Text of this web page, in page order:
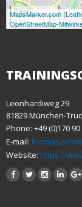
2 km
1 mi
MapsMarker.com(
OpenStreetMap-
Leonhardiweg 29
81829 München-
Phone: +49 (0)170 90
E-mail:
Website: https://